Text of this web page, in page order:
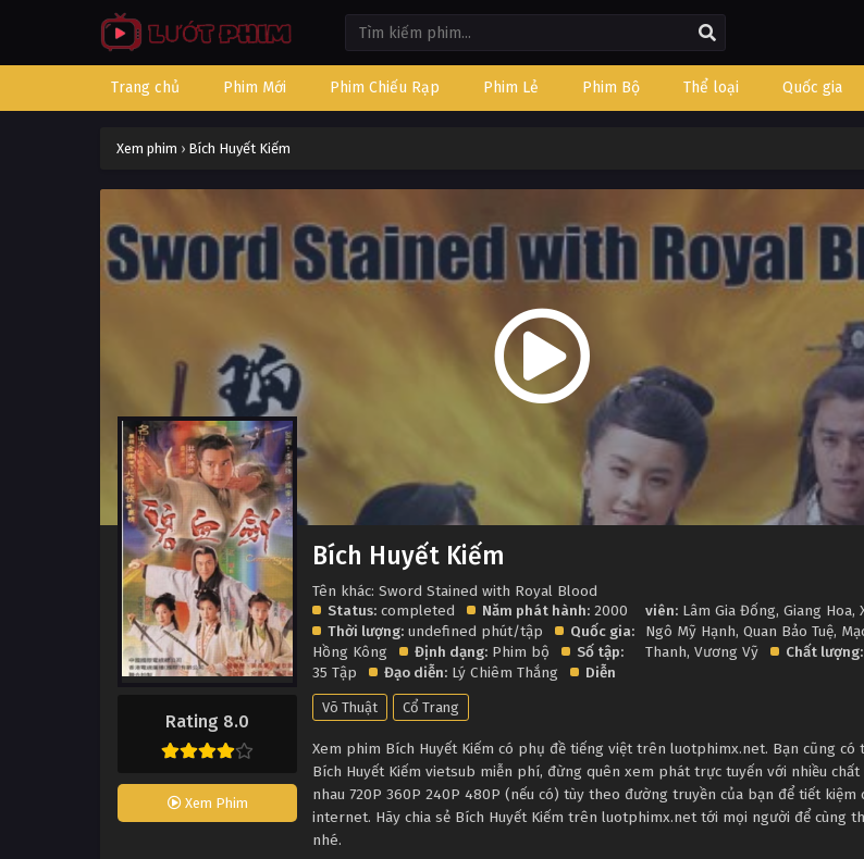
Trang chủ Phim Mới Phim Chiếu Rạp Phim Lẻ Phim Bộ Thể loại Quốc gia
Xem phim › Bích Huyết Kiếm
Rating 8.0
Xem Phim
Bích Huyết Kiếm
Tên khác: Sword Stained with Royal Blood
Status: completed Năm phát hành: 2000
Thời lượng: undefined phút/tập
Quốc gia:
Hồng Kông
Định dạng: Phim bộ
Số tập:
35 Tập
Đạo diễn: Lý Chiêm Thắng Diễn
viên: Lâm Gia Đống, Giang Hoa,
Ngô Mỹ Hạnh, Quan Bảo Tuệ,
Thanh, Vương Vỹ Chất lượng:
Võ Thuật Cổ Trang
Xem phim Bích Huyết Kiếm có phụ đề tiếng việt trên luotphimx.net. Bạn cũng có
Bích Huyết Kiếm vietsub miễn phí, đừng quên xem phát trực tuyến với nhiều
nhau 720P 360P 240P 480P (nếu có) tùy theo đường truyền của bạn để tiết kiệm
internet. Hãy chia sẻ Bích Huyết Kiếm trên luotphimx.net tới mọi người để cùng
nhé.